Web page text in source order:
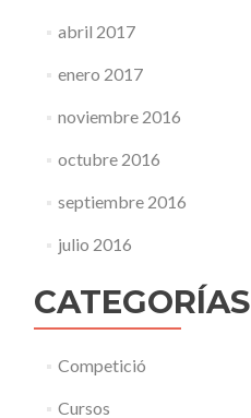
abril 2017
enero 2017
noviembre 2016
octubre 2016
septiembre 2016
julio 2016
CATEGORÍAS
Competició
Cursos